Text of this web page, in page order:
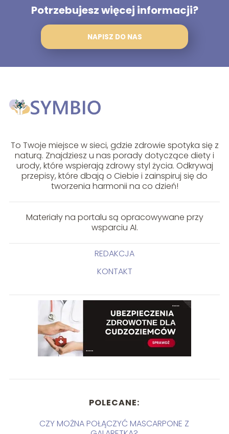
Potrzebujesz więcej informacji?
NAPISZ DO NAS
To Twoje miejsce w sieci, gdzie zdrowie spotyka się z
naturą. Znajdziesz u nas porady dotyczące diety i
urody, które wspierają zdrowy styl życia. Odkrywaj
przepisy, które dbają o Ciebie i zainspiruj się do
tworzenia harmonii na co dzień!
Materiały na portalu są opracowywane przy
wsparciu AI.
REDAKCJA
KONTAKT
POLECANE:
CZY MOŻNA POŁĄCZYĆ MASCARPONE Z